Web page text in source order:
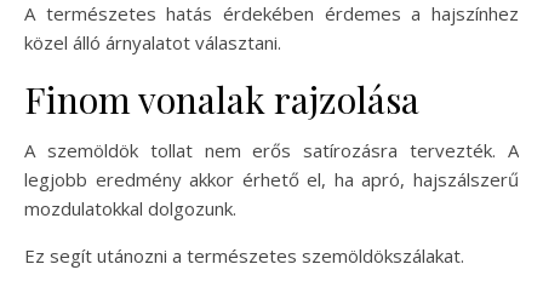
A természetes hatás érdekében érdemes a hajszínhez
közel álló árnyalatot választani.
Finom vonalak rajzolása
A szemöldök tollat nem erős satírozásra tervezték. A
legjobb eredmény akkor érhető el, ha apró, hajszálszerű
mozdulatokkal dolgozunk.
Ez segít utánozni a természetes szemöldökszálakat.